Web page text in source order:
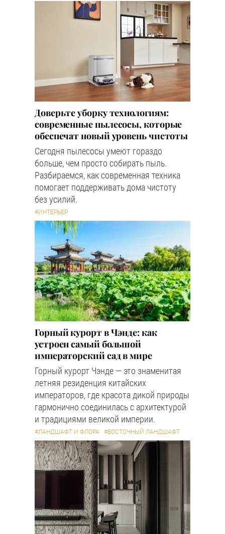
Доверьте уборку технологиям:
современные пылесосы, которые
обеспечат новый уровень чистоты
Сегодня пылесосы умеют гораздо
больше, чем просто собирать пыль.
Разбираемся, как современная техника
помогает поддерживать дома чистоту
без усилий.
#ИНТЕРЬЕР
Горный курорт в Чэнде: как
устроен самый большой
императорский сад в мире
Горный курорт Чэнде — это знаменитая
летняя резиденция китайских
императоров, где красота дикой природы
гармонично соединилась с архитектурой
и традициями великой империи.
#ЛАНДШАФТ И ФЛОРА #ВОСТОЧНЫЙ ЛАНДШАФТ